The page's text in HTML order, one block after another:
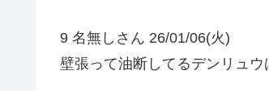
9 名無しさん 26/01/06(火)
壁張って油断してるデンリュ